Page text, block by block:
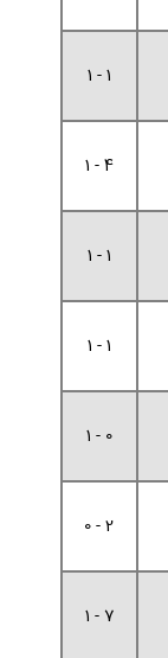
1 - 1
4 - 1
1 - 1
1 - 1
0 - 1
2 - 0
7 - 1